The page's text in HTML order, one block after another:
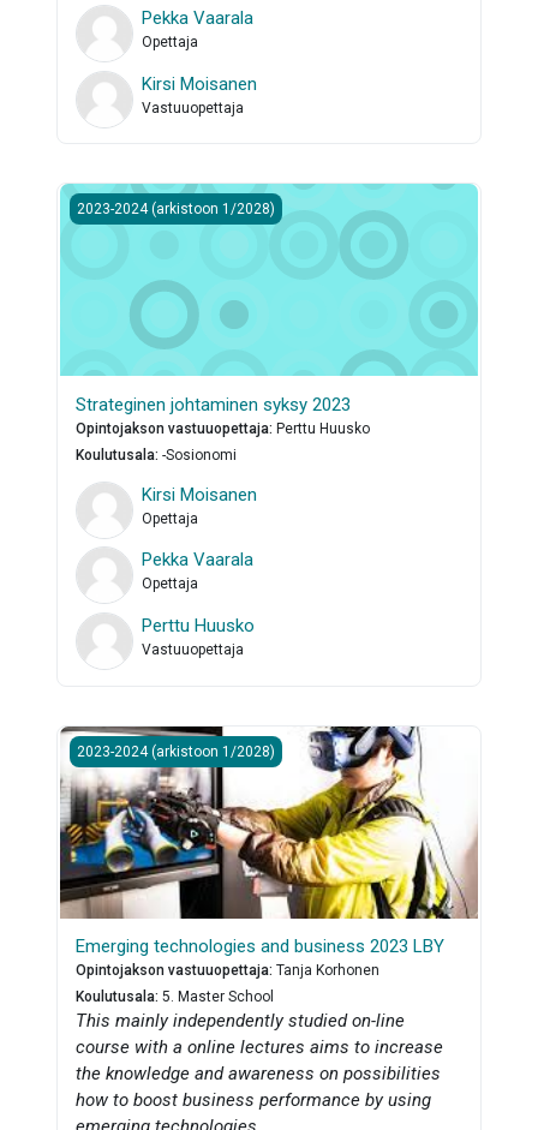
Pekka Vaarala
Opettaja
Kirsi Moisanen
Vastuuopettaja
Strateginen johtaminen syksy 2023
2023-2024 (arkistoon 1/2028)
Strateginen johtaminen syksy 2023
Opintojakson vastuuopettaja: Perttu Huusko
Koulutusala:-Sosionomi
Kirsi Moisanen
Opettaja
Pekka Vaarala
Opettaja
Perttu Huusko
Vastuuopettaja
Emerging technologies and business 2023 LBY
2023-2024 (arkistoon 1/2028)
Emerging technologies and business 2023 LBY
Opintojakson vastuuopettaja:Tanja Korhonen
Koulutusala:5. Master School
This mainly independently studied on-line
course with a online lectures aims to increase
the knowledgeand awareness on possibilities
how to boost business performance by using